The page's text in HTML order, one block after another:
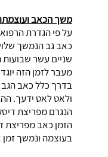
משך הכאב ועוצמתו
על פי הגדרת
כאב גב הנמשך
שניים עשר
מעבר לזמן הזה
בדרך כלל כאב הגב
ולאט לאט ידעך.
הנגרם מפריצת
הזמן כאב מפריצת
בעוצמה ונמשך זמן